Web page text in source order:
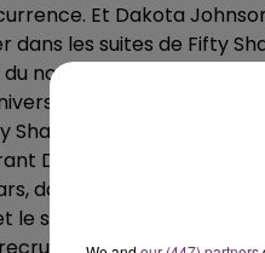
Et Dakota
les suites de Fifty
non moins séduisant
Pictures a
Freed (Cinquante
Daugherty, un visage
dans laquelle il incarne
le show télé Danse avec